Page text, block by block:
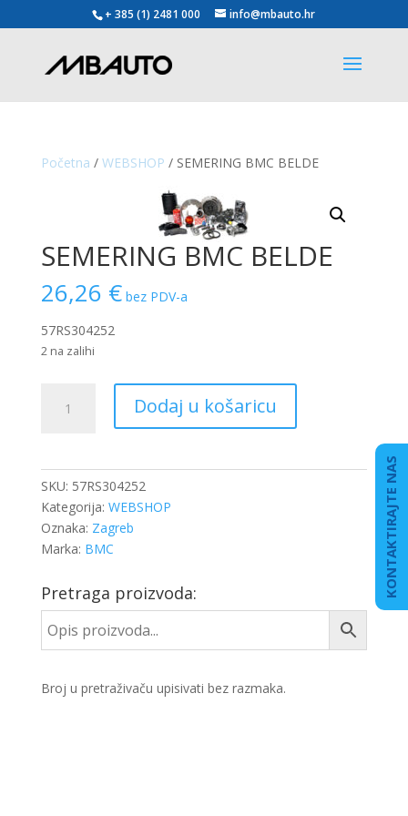
+ 385 (1) 2481 000 info@mbauto.hr
Početna / WEBSHOP / SEMERING BMC BELDE
SEMERING BMC BELDE
26,26 € bez PDV-a
57RS304252
2 na zalihi
BMC
Dodaj u košaricu
SKU: 57RS304252
Kategorija: WEBSHOP
Oznaka: Zagreb
Marka: BMC
Pretraga proizvoda:
Broj u pretraživaču upisivati bez razmaka.
KONTAKTIRAJTE NAS